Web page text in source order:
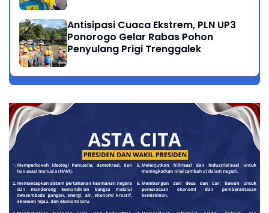
Antisipasi Cuaca Ekstrem, PLN UP3
Ponorogo Gelar Rabas Pohon
Penyulang Prigi Trenggalek